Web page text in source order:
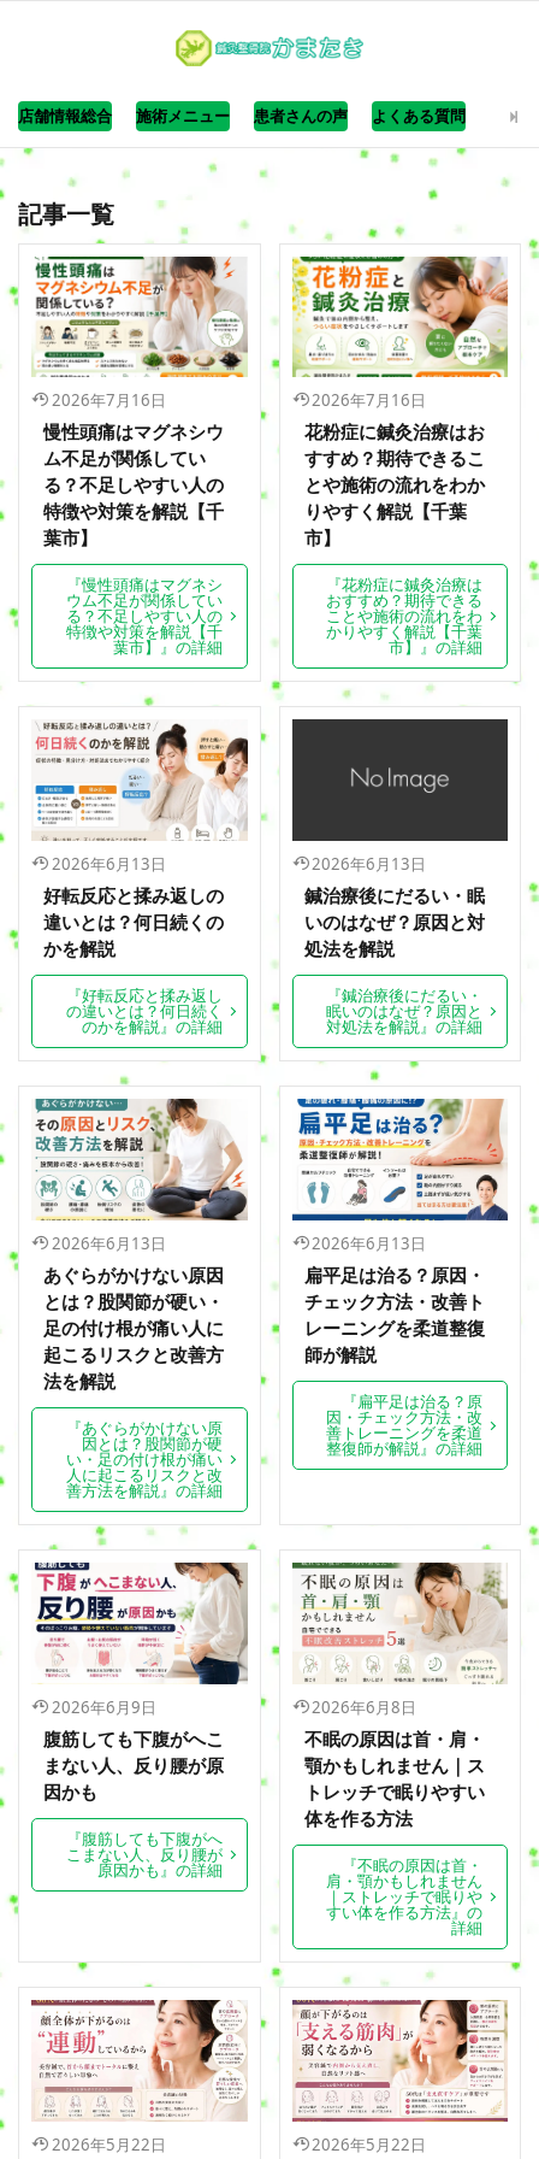
店舗情報総合 施術メニュー 患者さんの声 よくある質問
記事一覧
2026年7月16日
慢性頭痛はマグネシウ
ム不足が関係してい
る？不足しやすい人の
特徴や対策を解説【千
葉市】
『慢性頭痛はマグネシ
ウム不足が関係してい
る？不足しやすい人の
特徴や対策を解説【千
葉市】』の詳細
2026年7月16日
花粉症に鍼灸治療はお
すすめ？期待できるこ
とや施術の流れをわか
りやすく解説【千葉
市】
『花粉症に鍼灸治療は
おすすめ？期待できる
ことや施術の流れをわ
かりやすく解説【千葉
市】』の詳細
2026年6月13日
好転反応と揉み返しの
違いとは？何日続くの
かを解説
『好転反応と揉み返し
の違いとは？何日続く
のかを解説』の詳細
2026年6月13日
鍼治療後にだるい・眠
いのはなぜ？原因と対
処法を解説
『鍼治療後にだるい・
眠いのはなぜ？原因と
対処法を解説』の詳細
2026年6月13日
あぐらがかけない原因
とは？股関節が硬い・
足の付け根が痛い人に
起こるリスクと改善方
法を解説
『あぐらがかけない原
因とは？股関節が硬
い・足の付け根が痛い
人に起こるリスクと改
善方法を解説』の詳細
2026年6月13日
扁平足は治る？原因・
チェック方法・改善ト
レーニングを柔道整復
師が解説
『扁平足は治る？原
因・チェック方法・改
善トレーニングを柔道
整復師が解説』の詳細
2026年6月9日
腹筋しても下腹がへこ
まない人、反り腰が原
因かも
『腹筋しても下腹がへ
こまない人、反り腰が
原因かも』の詳細
2026年6月8日
不眠の原因は首・肩・
顎かもしれません｜ス
トレッチで眠りやすい
体を作る方法
『不眠の原因は首・
肩・顎かもしれません
｜ストレッチで眠りや
すい体を作る方法』の
詳細
2026年5月22日 2026年5月22日